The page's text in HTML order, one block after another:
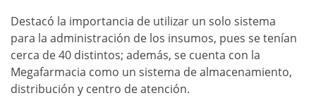
Destacó la importancia de utilizar un solo sistema
para la administración de los insumos, pues se tenían
cerca de 40 distintos; además, se cuenta con la
Megafarmacia como un sistema de almacenamiento,
distribución y centro de atención.